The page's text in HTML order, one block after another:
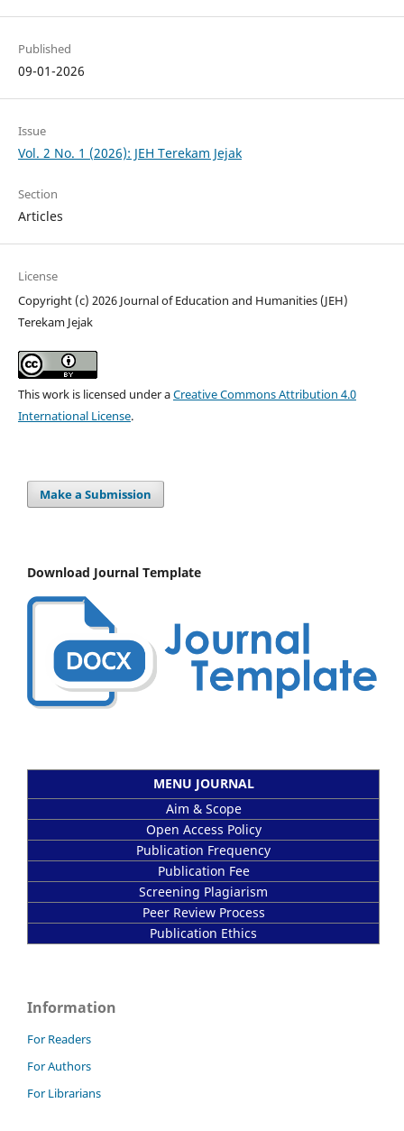
Published
09-01-2026
Issue
Vol. 2 No. 1 (2026): JEH Terekam Jejak
Section
Articles
License
Copyright (c) 2026 Journal of Education and Humanities (JEH)
Terekam Jejak
This work is licensed under aCreative Commons Attribution 4.0
International License.
Make a Submission
Download Journal Template
MENU JOURNAL
Aim & Scope
Open Access Policy
Publication Frequency
Publication Fee
Screening Plagiarism
Peer Review Process
Publication Ethics
Information
For Readers
For Authors
For Librarians